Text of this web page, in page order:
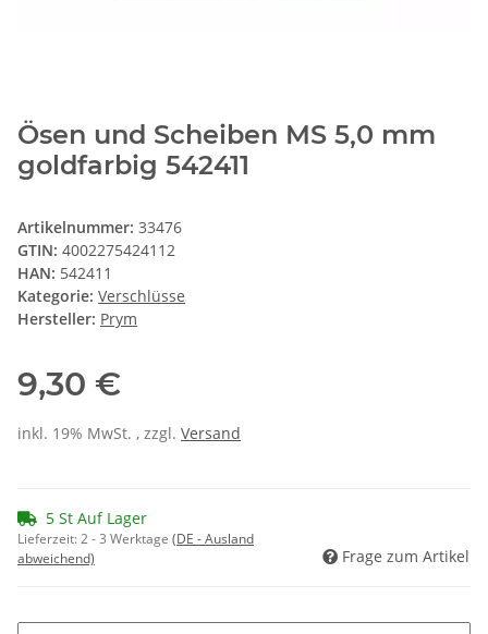
Ösen und Scheiben MS 5,0 mm
goldfarbig 542411
Artikelnummer: 33476
GTIN: 4002275424112
HAN: 542411
Kategorie: Verschlüsse
Hersteller: Prym
9,30 €
inkl. 19% MwSt. , zzgl. Versand
5 St Auf Lager
Lieferzeit:2 - 3 Werktage (DE - Ausland
abweichend)
Frage zum Artikel